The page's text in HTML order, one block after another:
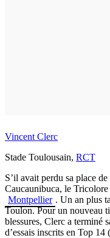
Vincent Clerc
Stade Toulousain, RCT
S’il avait perdu sa place
Caucaunibuca, le
Montpellier . Un an plus
Toulon. Pour un nouveau
blessures, Clerc a terminé
d’essais inscrits en Top 14